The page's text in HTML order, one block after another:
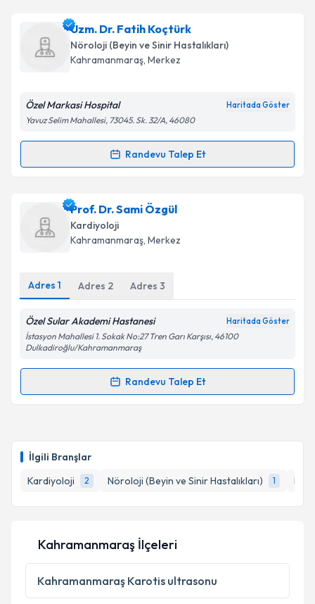
İlgili Branşlar
Kardiyoloji
2 Nöroloji (Beyin ve Sinir Hastalıkları) 1
Takvim Talebini Gönder
Dr. Öğr. Üyesi Mehmet Akif Sarıca
takvimi talebi oluşturun. Size bu uzmandan randevu
almanız için bir takvim hazırlandığında e-posta ile
Kişisel verilerimin işlenmesine ilişkinAydınlatma
kapsamda işlenmesini kabul ediyorum.
Takvim Talebini Gönder
Uzm. Dr. Fatih Koçtürk
Nöroloji (Beyin ve Sinir Hastalıkları)
Kahramanmaraş, Merkez
Özel Markasi Hospital Haritada Göster
Yavuz Selim Mahallesi, 73045. Sk. 32/A, 46080
Randevu Talep Et
Randevu Takvimi Talebi
Uzm. Dr. Fatih Koçtürkiçin randevu takvimi talebi
oluşturun. Size bu uzmandan randevu almanız için bir
takvim hazırlandığında e-posta ile bilgilendireceğiz.
Kişisel verilerimin işlenmesine ilişkinAydınlatma
Metni'ni okudum ve kişisel verilerimin belirtilen
Prof. Dr. Sami Özgül
Kardiyoloji
Kahramanmaraş, Merkez
Adres 1 Adres 2 Adres 3
Özel Sular Akademi Hastanesi Haritada Göster
İstasyon Mahallesi 1. Sokak No:27 Tren Garı Karşısı, 46100
Dulkadiroğlu/Kahramanmaraş
Randevu Talep Et
Randevu Takvimi Talebi
takvim hazırlandığında e-posta ile bilgilendireceğiz.
E-posta Adresiniz
Kişisel verilerimin işlenmesine ilişkinAydınlatma
'ni okudum ve kişisel verilerimin belirtilen
kapsamda işlenmesini kabul ediyorum.
Kahramanmaraş İlçeleri
Kahramanmaraş Karotis ultrasonu